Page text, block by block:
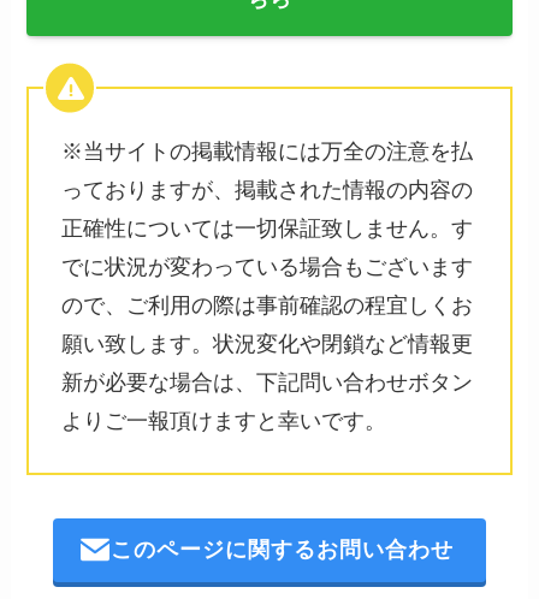
※当サイトの掲載情報には万全の注意を払
っておりますが、掲載された情報の内容の
正確性については一切保証致しません。す
でに状況が変わっている場合もございます
ので、ご利用の際は事前確認の程宜しくお
願い致します。状況変化や閉鎖など情報更
新が必要な場合は、下記問い合わせボタン
よりご一報頂けますと幸いです。
このページに関するお問い合わせ